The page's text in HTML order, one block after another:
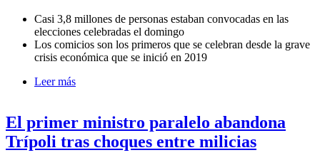
Casi 3,8 millones de personas estaban convocadas en las
elecciones celebradas el domingo
Los comicios son los primeros que se celebran desde la grave
crisis económica que se inició en 2019
Leer más
El primer ministro paralelo abandona
Trípoli tras choques entre milicias